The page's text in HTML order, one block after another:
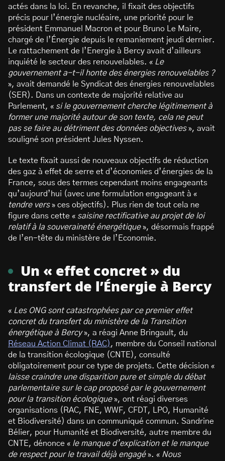
actés dans la loi. En revanche, il fixait des objectifs
précis pour l’énergie nucléaire, une priorité pour le
président Emmanuel Macron et pour Bruno Le Maire,
chargé de l’Énergie depuis le remaniement jeudi dernier.
Le rattachement de l’Energie à Bercy avait d’ailleurs
inquiété le secteur des renouvelables. « Le
gouvernement a-t-il honte des énergies renouvelables ?
», avait demandé le Syndicat des énergies renouvelables
(SER). Dans un contexte de majorité relative au
Parlement, « si le gouvernement cherche légitimement à
former une majorité autour de son texte, cela ne peut
pas se faire au détriment des données objectives», avait
souligné son président Jules Nyssen.
Le texte fixait aussi de nouveaux objectifs de réduction
des gaz à effet de serre et d’économies d’énergies de la
France, sous des termes cependant moins engageants
qu’aujourd’hui (avec une formulation engageant à «
tendre vers» ces objectifs). Plus rien de tout cela ne
figure dans cette « saisine rectificative au projet de loi
relatif à la souveraineté énergétique», désormais frappé
de l’en-tête du ministère de l’Economie.
Un « effet concret » du
transfert de l’Énergie à Bercy
« Les ONG sont catastrophées par ce premier effet
concret du transfert du ministère de la Transition
énergétique à Bercy», a réagi Anne Bringault, du
Réseau Action Climat (RAC) , membre du Conseil national
de la transition écologique (CNTE), consulté
obligatoirement pour ce type de projets. Cette décision «
laisse craindre une disparition pure et simple du débat
parlementaire sur le cap proposé par le gouvernement
pour la transition écologique», ont réagi diverses
organisations (RAC, FNE, WWF, CFDT, LPO, Humanité
et Biodiversité) dans un communiqué commun. Sandrine
Bélier, pour Humanité et Biodiversité, autre membre du
CNTE, dénonce « le manque d’explication et le manque
de respect pour le travail déjà engagé». « Nous